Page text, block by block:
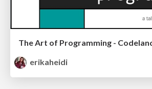
The Art of Programming -
erikaheidi